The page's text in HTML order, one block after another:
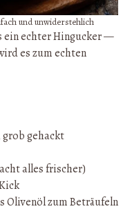
und unwiderstehlich
ein echter Hingucker —
es zum echten
gehackt
alles frischer)
Olivenöl zum Beträufeln